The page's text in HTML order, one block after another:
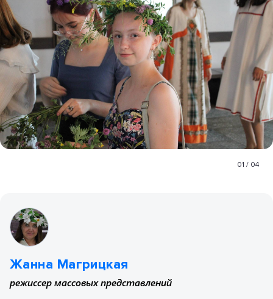
01 / 04
Жанна Магрицкая
режиссер массовых представлений